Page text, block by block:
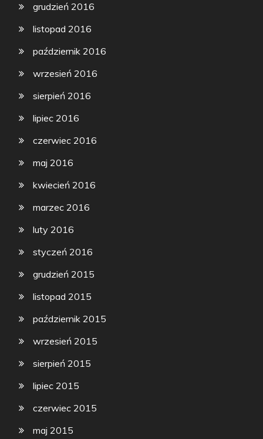
grudzień 2016
listopad 2016
październik 2016
wrzesień 2016
sierpień 2016
lipiec 2016
czerwiec 2016
maj 2016
kwiecień 2016
marzec 2016
luty 2016
styczeń 2016
grudzień 2015
listopad 2015
październik 2015
wrzesień 2015
sierpień 2015
lipiec 2015
czerwiec 2015
maj 2015